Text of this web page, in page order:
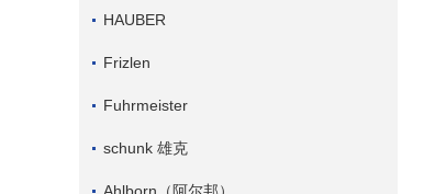
HAUBER
Frizlen
Fuhrmeister
schunk 雄克